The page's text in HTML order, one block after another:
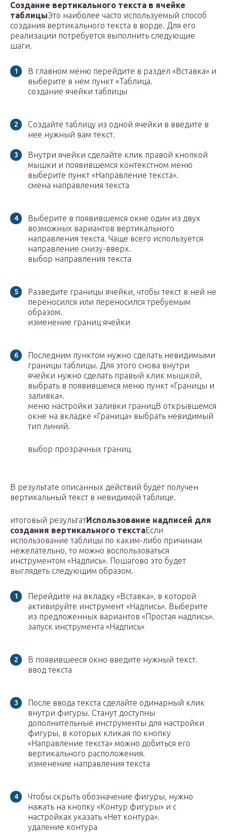
Создание вертикального текста в ячейке
таблицыЭто наиболее часто используемый способ
создания вертикального текста в ворде. Для его
реализации потребуется выполнить следующие
шаги.
В главном меню перейдите в раздел «Вставка» и
выберите в нем пункт «Таблица.
создание ячейки таблицы
Создайте таблицу из одной ячейки в введите в
нее нужный вам текст.
Внутри ячейки сделайте клик правой кнопкой
мышки и появившемся контекстном меню
выберите пункт «Направление текста».
смена направления текста
Выберите в появившемся окне один из двух
возможных вариантов вертикального
направления текста. Чаще всего используется
направление снизу-вверх.
выбор направления текста
Разведите границы ячейки, чтобы текст в ней не
переносился или переносился требуемым
образом.
изменение границ ячейки
Последним пунктом нужно сделать невидимыми
границы таблицы. Для этого снова внутри
ячейки нужно сделать правый клик мышкой,
выбрать в появившемся меню пункт «Границы и
заливка».
меню настройки заливки границВ открывшемся
окне на вкладке «Граница» выбрать невидимый
тип линий.
выбор прозрачных границ
В результате описанных действий будет получен
вертикальный текст в невидимой таблице.
итоговый результатИспользование надписей для
создания вертикального текстаЕсли
использование таблицы по каким-либо причинам
нежелательно, то можно воспользоваться
инструментом «Надпись». Пошагово это будет
выглядеть следующим образом.
Перейдите на вкладку «Вставка», в которой
активируйте инструмент «Надпись». Выберите
из предложенных вариантов «Простая надпись».
запуск инструмента «Надпись»
В появившееся окно введите нужный текст.
ввод текста
После ввода текста сделайте одинарный клик
внутри фигуры. Станут доступны
дополнительные инструменты для настройки
фигуры, в которых кликая по кнопку
«Направление текста» можно добиться его
вертикального расположения.
изменение направления текста
Чтобы скрыть обозначение фигуры, нужно
нажать на кнопку «Контур фигуры» и с
настройках указать «Нет контура».
удаление контура